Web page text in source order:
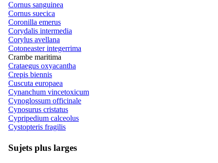
Cornus sanguinea
Cornus suecica
Coronilla emerus
Corydalis intermedia
Corylus avellana
Cotoneaster integerrima
Crambe maritima
Crataegus oxyacantha
Crepis biennis
Cuscuta europaea
Cynanchum vincetoxicum
Cynoglossum officinale
Cynosurus cristatus
Cypripedium calceolus
Cystopteris fragilis
Sujets plus larges